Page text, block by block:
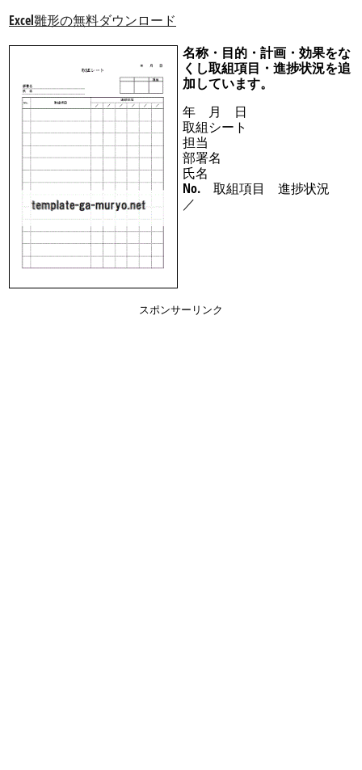
Excel雛形の無料ダウンロード
名称・目的・計画・効果をな
くし取組項目・進捗状況を追
加しています。
年 月 日
取組シート
担当
部署名
氏名
No. 取組項目 進捗状況
／
スポンサーリンク